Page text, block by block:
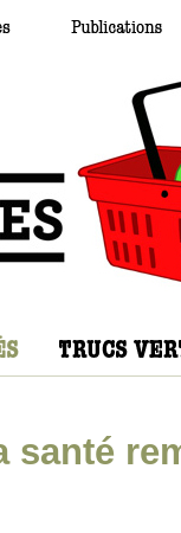
santé